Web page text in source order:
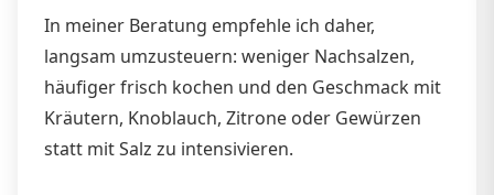
In meiner Beratung empfehle ich daher,
langsam umzusteuern: weniger Nachsalzen,
häufiger frisch kochen und den Geschmack mit
Kräutern, Knoblauch, Zitrone oder Gewürzen
statt mit Salz zu intensivieren.